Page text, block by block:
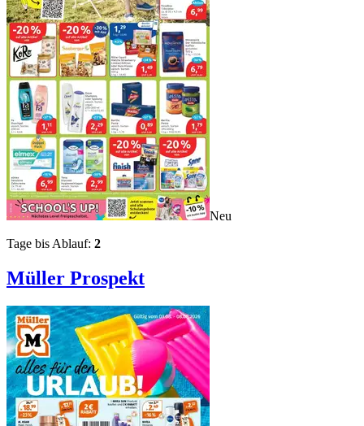
Neu
Tage bis Ablauf: 2
Müller Prospekt